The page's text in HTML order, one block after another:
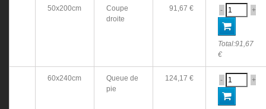
50x200cm
Coupe
droite
91,67 € - +
Total:91,67
€
60x240cm
Queue de
pie
124,17 € - +